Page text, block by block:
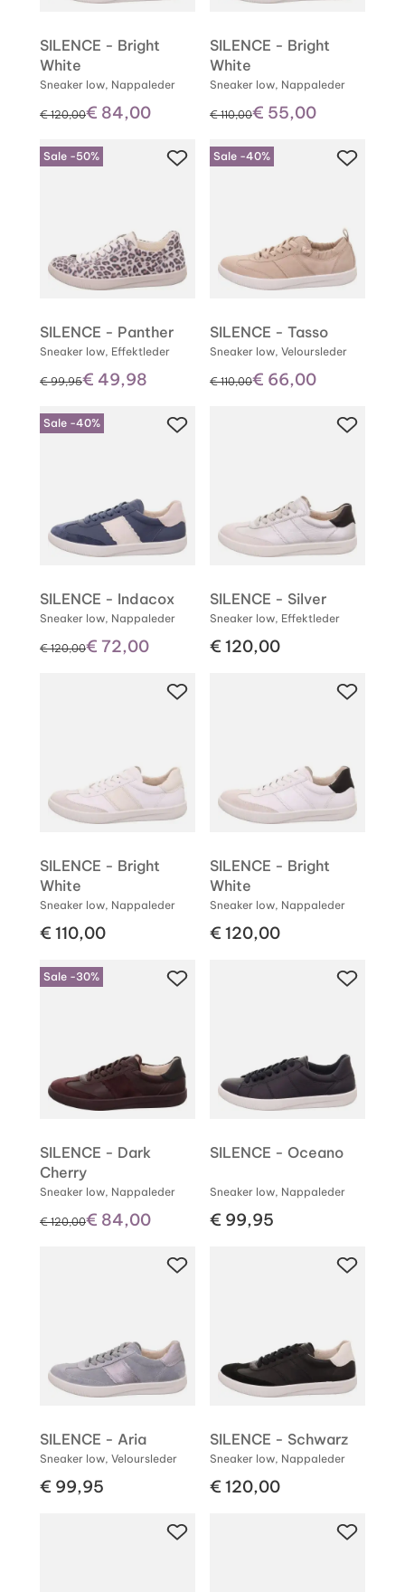
SILENCE - Bright
White
Sneaker low, Nappaleder
statt
€ 120,00€ 84,00
SILENCE - Bright
White
Sneaker low, Nappaleder
statt
€ 110,00€ 55,00
Sale -50%
SILENCE - Panther
Sneaker low, Effektleder
statt
€ 99,95€ 49,98
Sale -40%
SILENCE - Tasso
Sneaker low, Veloursleder
statt
€ 110,00€ 66,00
Sale -40%
SILENCE - Indacox
Sneaker low, Nappaleder
statt
€ 120,00€ 72,00
SILENCE - Silver
Sneaker low, Effektleder
€ 120,00
SILENCE - Bright
White
Sneaker low, Nappaleder
€ 110,00
SILENCE - Bright
White
Sneaker low, Nappaleder
€ 120,00
Sale -30%
SILENCE - Dark
Cherry
Sneaker low, Nappaleder
statt
€ 120,00€ 84,00
SILENCE - Oceano
Sneaker low, Nappaleder
€ 99,95
SILENCE - Aria
Sneaker low, Veloursleder
€ 99,95
SILENCE - Schwarz
Sneaker low, Nappaleder
€ 120,00